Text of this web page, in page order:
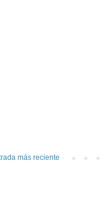
más reciente